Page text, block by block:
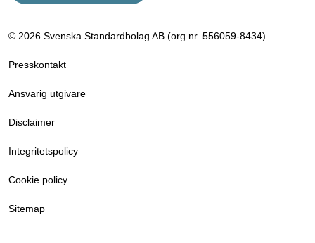
© 2026 Svenska Standardbolag AB (org.nr. 556059­-8434)
Presskontakt
Ansvarig utgivare
Disclaimer
Integritetspolicy
Cookie policy
Sitemap